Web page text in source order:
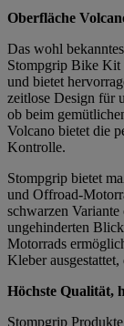
Oberfläche
Das wohl
Stompgrip Bike Kit
und bietet
zeitlose Design für
ob beim
Volcano bietet die
Kontrolle.
Stompgrip bietet
und Offroad-
schwarzen
ungehinderten
Motorrads
Kleber
Höchste Qualität,
Stompgrip